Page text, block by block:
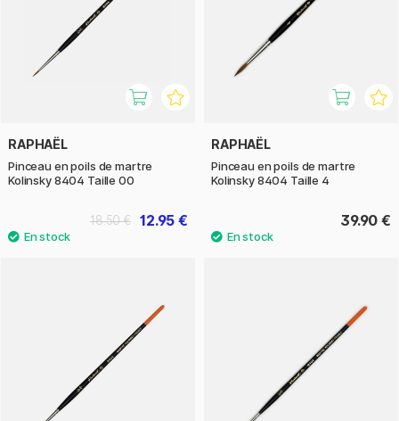
RAPHAËL
Pinceau en poils de martre
Kolinsky 8404 Taille 00
12.95 €
18.50 €
RAPHAËL
Pinceau en poils de martre
Kolinsky 8404 Taille 4
39.90 €